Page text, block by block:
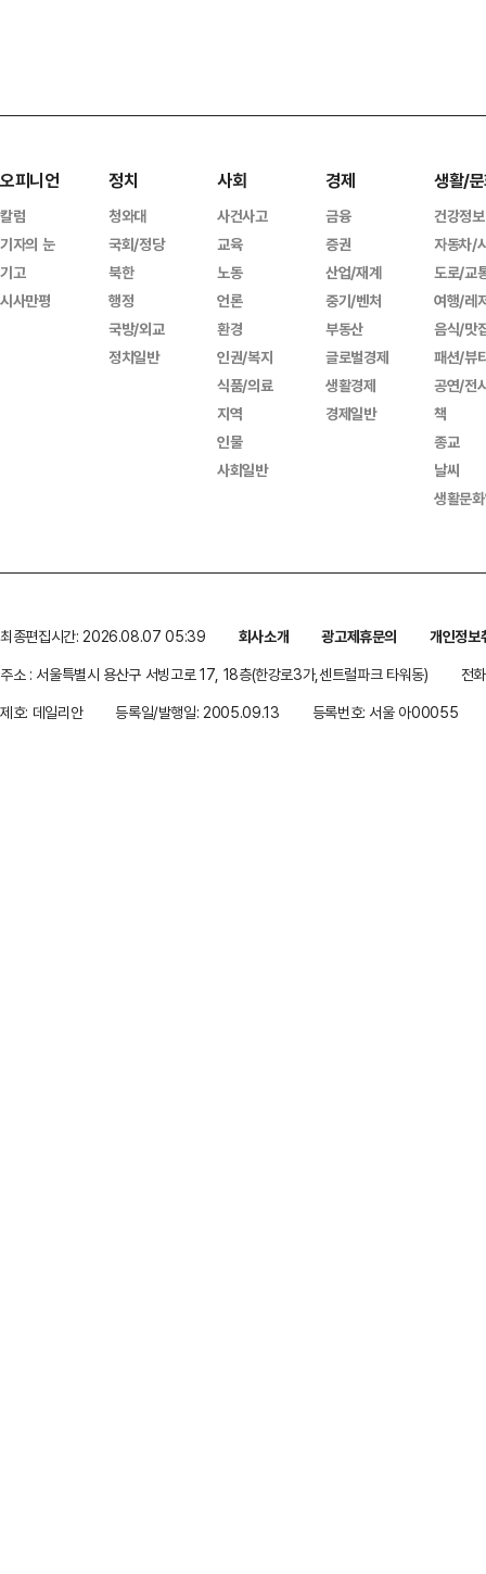
오피니언
칼럼
기자의 눈
기고
시사만평
정치
청와대
국회/정당
북한
행정
국방/외교
정치일반
사회
사건사고
교육
노동
언론
환경
인권/복지
식품/의료
지역
인물
사회일반
경제
금융
증권
산업/재계
중기/벤처
부동산
글로벌경제
생활경제
경제일반
생활/
건강정보
자동차/
도로/교
여행/레
음식/맛
패션/뷰
공연/전
책
종교
날씨
생활문
최종편집시간: 2026.08.07 05:39 회사소개 광고제휴문의
개인정보
주소 : 서울특별시 용산구 서빙고로 17, 18층(한강로3가,센트럴파크 타워동)
전
제호: 데일리안
등록일/발행일: 2005.09.13 등록번호: 서울 아00055